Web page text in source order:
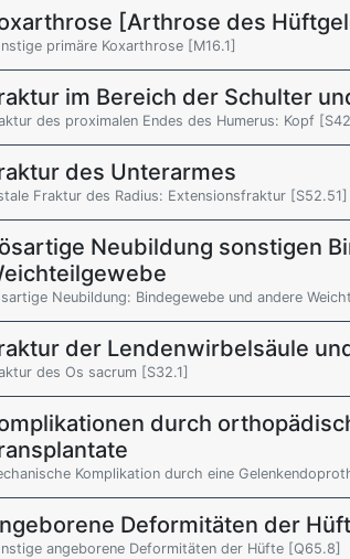
[Arthrose des
primäre Koxarthrose [M16.1]
im Bereich der Schulter
des proximalen Endes des Humerus: Kopf
des Unterarmes
Fraktur des Radius: Extensionsfraktur [S52.51]
Neubildung sonstigen
Neubildung: Bindegewebe und andere
der Lendenwirbelsäule
des Os sacrum [S32.1]
durch
Komplikation durch eine
Deformitäten der
angeborene Deformitäten der Hüfte [Q65.8]